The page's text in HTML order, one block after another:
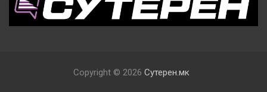
Copyright © 2026 Сутерен.мк